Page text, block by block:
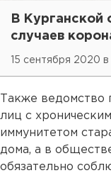
В Курганской
случаев
15 сентября 2020 в
Также
лиц с
иммунитетом
дома, а в
обязательно